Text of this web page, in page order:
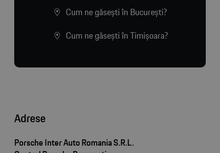
Cum ne găsești în București?
Cum ne găsești în Timișoara?
Adrese
Porsche Inter Auto Romania S.R.L.